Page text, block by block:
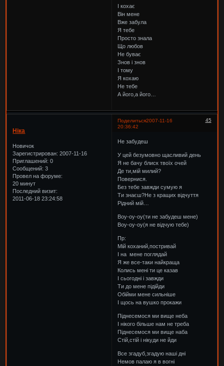
І кохає
Він мене
Вже забула
Я тебе
Просто знала
Що любов
Не буває
Знов і знов
І тому
Я кохаю
Не тебе
А його,а його…
Поделиться 45
2007-11-16
20:36:42
Ніка
Новичок
Зарегистрирован: 2007-11-16
Приглашений: 0
Сообщений: 3
Провел на форуме:
20 минут
Последний визит:
2011-06-18 23:24:58
Не забудеш
У цей безумовно щасливий день
Я не бачу блиск твоїх очей
Де ти,мій милий?
Повернися.
Без тебе завжди сумую я
Ти знаєш?Не з кращих відчуття
Рідний мій…
Воу-оу-оу(ти не забудеш мене)
Воу-оу-оу(я не відчую тебе)
Пр:
Мій коханий,постривай
І на мене поглядай
Я же все-таки найкраща
Колись мені ти це казав
І сьогодні і завжди
Ти до мене підійди
Обійми мене сильніше
І щось на вушко прокажи
Піднесемося ми вище неба
І нікого більше нам не треба
Піднесемося ми вище наба
Стій,стій і нікуди не йди
Все згадуб,згадую наші дні
Немов палаю я в вогні